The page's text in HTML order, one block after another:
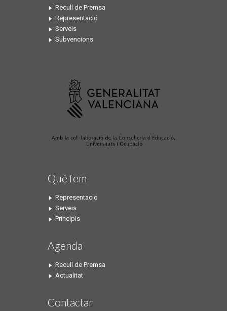
Recull de Premsa
Representació
Serveis
Subvencions
Qué fem
Representació
Serveis
Principis
Agenda
Recull de Premsa
Actualitat
Contactar